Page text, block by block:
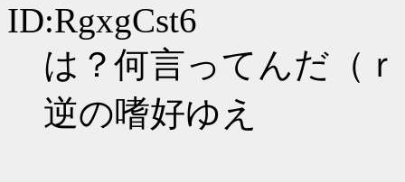
ID:RgxgCst6
は？何言ってんだ（
逆の嗜好ゆえ